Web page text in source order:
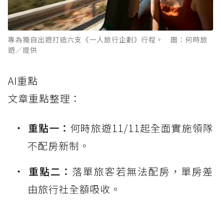
專為獨自出遊打造六支《一人旅行企劃》行程。 圖：何時旅
遊／提供
AI重點
文章重點整理：
重點一： 何時旅遊11/11起全面實施領隊
不配房新制。
重點二： 落單旅客若無法配房，單房差
由旅行社全額吸收。